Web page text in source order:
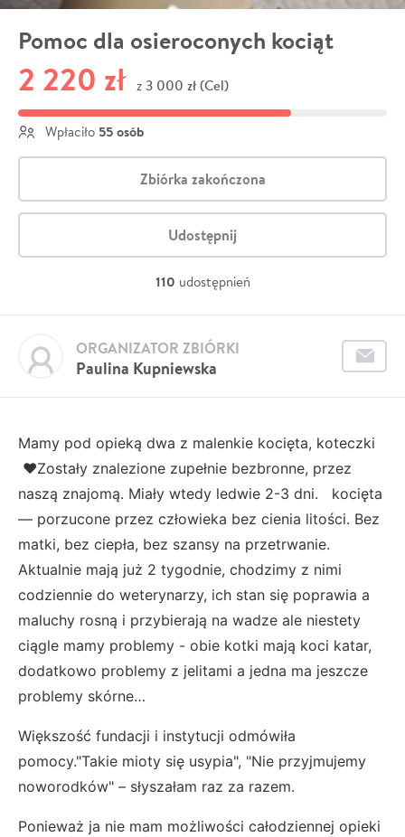
Pomoc dla osieroconych kociąt
2 220 zł z 3 000 zł (Cel)
Wpłaciło 55 osób
Zbiórka zakończona
Udostępnij
110 udostępnień
Paulina Kupniewska
ORGANIZATOR ZBIÓRKI
Mamy pod opieką dwa z malenkie kocięta, koteczki
❤️Zostały znalezione zupełnie bezbronne, przez
naszą znajomą. Miały wtedy ledwie 2-3 dni. kocięta
— porzucone przez człowieka bez cienia litości. Bez
matki, bez ciepła, bez szansy na przetrwanie.
Aktualnie mają już 2 tygodnie, chodzimy z nimi
codziennie do weterynarzy, ich stan się poprawia a
maluchy rosną i przybierają na wadze ale niestety
ciągle mamy problemy - obie kotki mają koci katar,
dodatkowo problemy z jelitami a jedna ma jeszcze
problemy skórne…
Większość fundacji i instytucji odmówiła
pomocy."Takie mioty się usypia", "Nie przyjmujemy
noworodków" – słyszałam raz za razem.
Ponieważ ja nie mam możliwości całodziennej opieki